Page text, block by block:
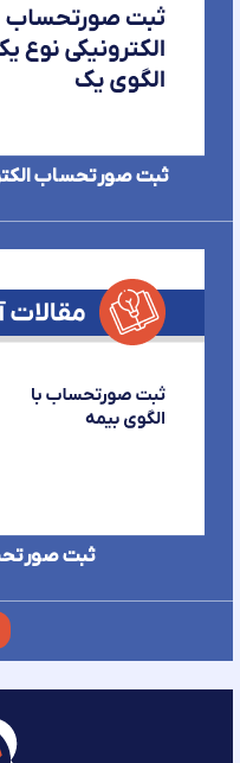
ثبت صورتحساب الکترونیکی
ثبت